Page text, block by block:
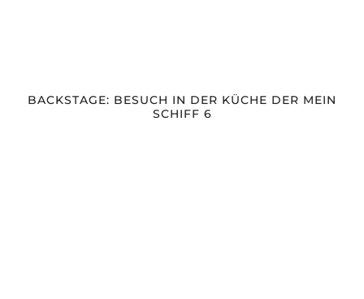
BACKSTAGE: BESUCH IN DER KÜCHE DER MEIN
SCHIFF 6